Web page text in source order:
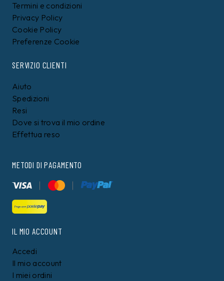
Termini e condizioni
Privacy Policy
Cookie Policy
Preferenze Cookie
SERVIZIO CLIENTI
Aiuto
Spedizioni
Resi
Dove si trova il mio ordine
Effettua reso
METODI DI PAGAMENTO
IL MIO ACCOUNT
Accedi
Il mio account
I miei ordini